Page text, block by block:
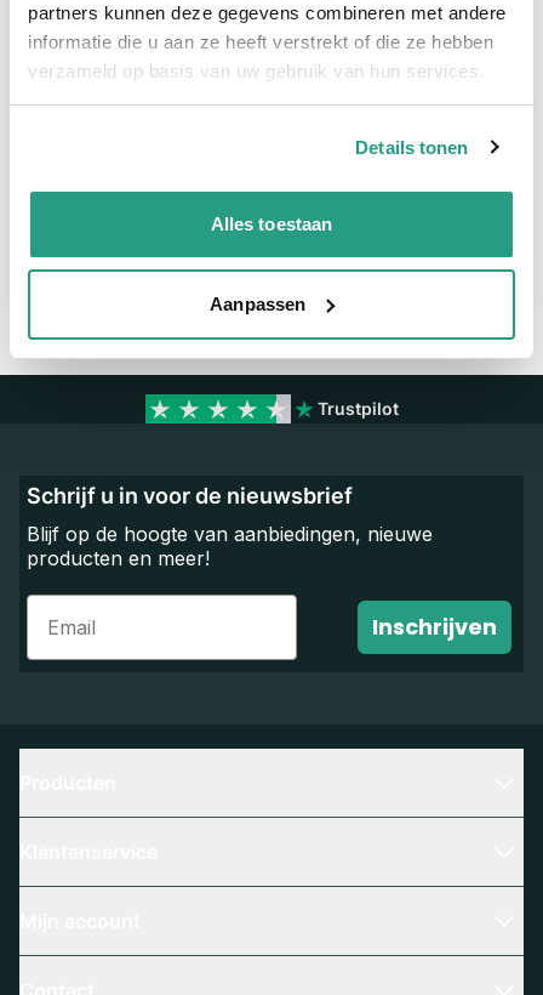
partners kunnen deze gegevens combineren met andere
informatie die u aan ze heeft verstrekt of die ze hebben
verzameld op basis van uw gebruik van hun services.
Details tonen
Alles toestaan
Aanpassen
Meer informatie
Maatvoering koppeling 1/4" x 6mm
Trustpilot
Schrijf u in voor de nieuwsbrief
Blijf op de hoogte van aanbiedingen, nieuwe
producten en meer!
Email
Inschrijven